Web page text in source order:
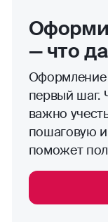
— что
Оформление
первый шаг.
важно
пошаговую
поможет